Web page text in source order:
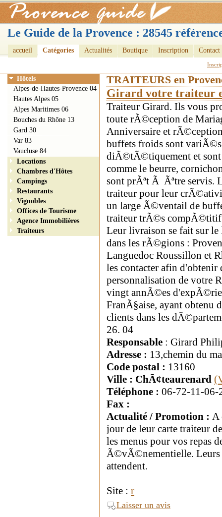
Le Guide de la Provence : 28545
accueil Catégories Actualités Boutique Inscription Contact
TRAITEURS en
Girard votre traiteur
Traiteur Girard. Ils vous
toute rÃ©ception de
Anniversaire et
buffets froids sont
diÃ©tÃ©tiquement et sont
comme le beurre,
sont prÃªt Ã Ãªtre servis.
traiteur pour leur
un large Ã©ventail de
traiteur trÃ©s
Leur livraison se fait sur
dans les rÃ©gions :
Languedoc Roussillon et
les contacter afin d'obtenir
personnalisation de votre
vingt annÃ©es
FranÃ§aise, ayant obtenu
clients dans les
26. 04
Responsable : Girard
Adresse : 13,chemin du
Code postal : 13160
Ville : ChÃ¢teaurenard
Téléphone : 06-72-11-06-
Fax :
Actualité / Promotion : A
jour de leur carte traiteur
les menus pour vos repas
Ã©vÃ©nementielle. Leurs
attendent.
Site : r
Laisser un avis
Hôtels
Alpes-de-Hautes-Provence 04
Hautes Alpes 05
Alpes Maritimes 06
Bouches du Rhône 13
Gard 30
Var 83
Vaucluse 84
Locations
Chambres d'Hôtes
Campings
Restaurants
Vignobles
Offices de Tourisme
Agence Immobilières
Traiteurs